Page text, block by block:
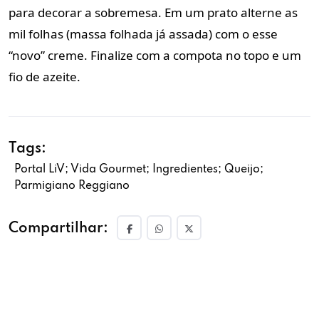
para decorar a sobremesa. Em um prato alterne as
mil folhas (massa folhada já assada) com o esse
“novo” creme. Finalize com a compota no topo e um
fio de azeite.
Tags:
Portal LiV; Vida Gourmet; Ingredientes; Queijo;
Parmigiano Reggiano
Compartilhar: